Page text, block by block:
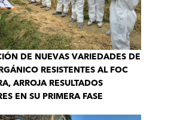
DE NUEVAS VARIEDADES DE
RESISTENTES AL FOC
ARROJA RESULTADOS
EN SU PRIMERA FASE